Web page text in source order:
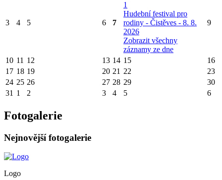
3 4 5 6 7
1
Hudební festival pro
rodiny - Čistěves - 8. 8.
2026
Zobrazit všechny
záznamy ze dne
9
10 11 12 13 14 15
16
17 18 19 20 21 22
23
24 25 26 27 28 29
30
31 1 2 3 4 5 6
Fotogalerie
Nejnovější fotogalerie
Logo